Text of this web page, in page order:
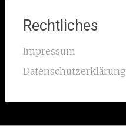
Rechtliches
Impressum
Datenschutzerklärung